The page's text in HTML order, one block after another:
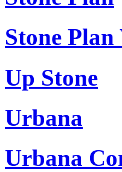
Stone
Up Stone
Urbana
Urbana